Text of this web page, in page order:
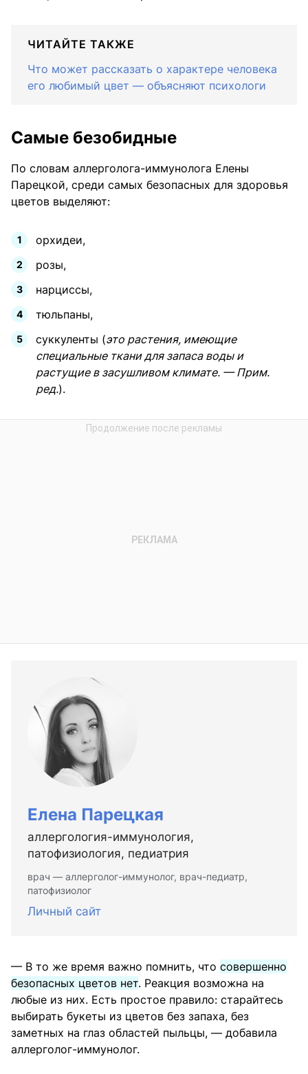
ЧИТАЙТЕ ТАКЖЕ
Что может рассказать о характере человека
его любимый цвет — объясняют психологи
Самые безобидные
По словам аллерголога-иммунолога Елены
Парецкой, среди самых безопасных для здоровья
цветов выделяют:
орхидеи,
розы,
нарциссы,
тюльпаны,
суккуленты (это растения, имеющие
специальные ткани для запаса воды и
растущие в засушливом климате. — Прим.
ред.).
Елена Парецкая
аллергология-иммунология,
патофизиология, педиатрия
врач — аллерголог-иммунолог, врач-педиатр,
патофизиолог
Личный сайт
— В то же время важно помнить, что совершенно
безопасных цветов нет. Реакция возможна на
любые из них. Есть простое правило: старайтесь
выбирать букеты из цветов без запаха, без
заметных на глаз областей пыльцы, — добавила
аллерголог-иммунолог.